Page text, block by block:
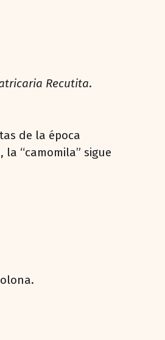
Recutita.
de la época
“camomila” sigue